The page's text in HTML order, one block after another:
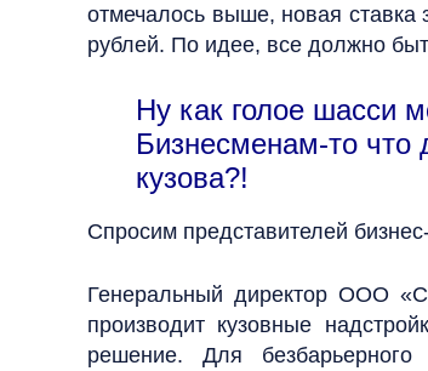
отмечалось выше, новая ставка
рублей. По идее, все должно
Ну как голое шасси
Бизнесменам-то что
кузова?!
Спросим представителей
Генеральный директор ООО
производит кузовные
решение. Для